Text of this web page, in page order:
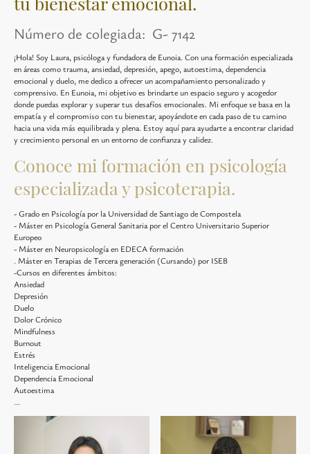
Número de colegiada: G- 7142
¡Hola! Soy Laura, psicóloga y fundadora de Eunoia. Con una formación especializada
en áreas como trauma, ansiedad, depresión, apego, autoestima, dependencia
emocional y duelo, me dedico a ofrecer un acompañamiento personalizado y
comprensivo. En Eunoia, mi objetivo es brindarte un espacio seguro y acogedor
donde puedas explorar y superar tus desafíos emocionales. Mi enfoque se basa en la
empatía y el compromiso con tu bienestar, apoyándote en cada paso de tu camino
hacia una vida más equilibrada y plena. Estoy aquí para ayudarte a encontrar claridad
y crecimiento personal en un entorno de confianza y calidez.
Conoce mi formación en psicología
especializada y psicoterapia.
- Grado en Psicología por la Universidad de Santiago de Compostela
- Máster en Psicología General Sanitaria por el Centro Universitario Superior
Europeo
- Máster en Neuropsicología en EDECA formación
. Máster en Terapias de Tercera generación (Cursando) por ISEB
-Cursos en diferentes ámbitos:
Ansiedad
Depresión
Duelo
Dolor Crónico
Mindfulness
Burnout
Estrés
Inteligencia Emocional
Dependencia Emocional
Autoestima
...